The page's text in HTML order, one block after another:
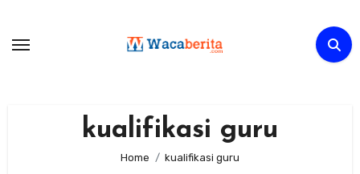
content
kualifikasi guru
Home kualifikasi guru